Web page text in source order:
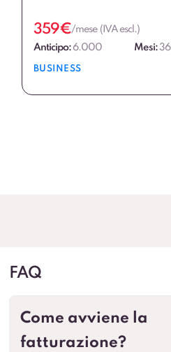
359€/mese (IVA escl.)
Anticipo:6.000 Mesi:36
BUSINESS
FAQ
Come avviene la
fatturazione?